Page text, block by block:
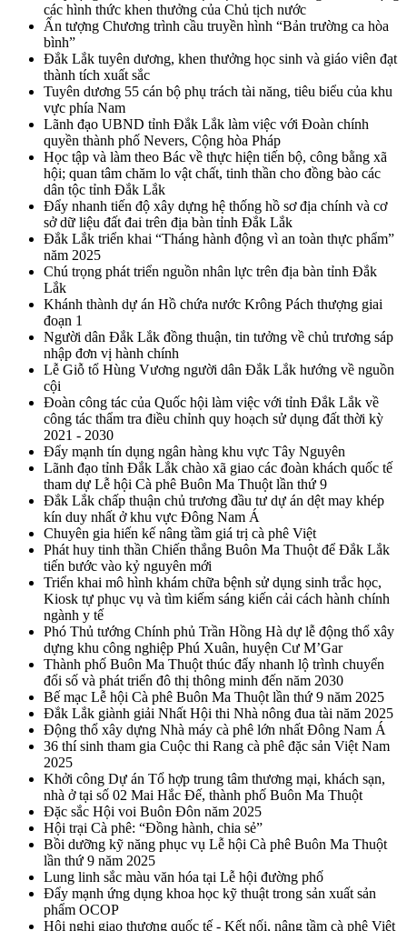
các hình thức khen thưởng của Chủ tịch nước
Ấn tượng Chương trình cầu truyền hình “Bản trường ca hòa
bình”
Đắk Lắk tuyên dương, khen thưởng học sinh và giáo viên đạt
thành tích xuất sắc
Tuyên dương 55 cán bộ phụ trách tài năng, tiêu biểu của khu
vực phía Nam
Lãnh đạo UBND tỉnh Đắk Lắk làm việc với Đoàn chính
quyền thành phố Nevers, Cộng hòa Pháp
Học tập và làm theo Bác về thực hiện tiến bộ, công bằng xã
hội; quan tâm chăm lo vật chất, tinh thần cho đồng bào các
dân tộc tỉnh Đắk Lắk
Đẩy nhanh tiến độ xây dựng hệ thống hồ sơ địa chính và cơ
sở dữ liệu đất đai trên địa bàn tỉnh Đắk Lắk
Đắk Lắk triển khai “Tháng hành động vì an toàn thực phẩm”
năm 2025
Chú trọng phát triển nguồn nhân lực trên địa bàn tỉnh Đắk
Lắk
Khánh thành dự án Hồ chứa nước Krông Pách thượng giai
đoạn 1
Người dân Đắk Lắk đồng thuận, tin tưởng về chủ trương sáp
nhập đơn vị hành chính
Lễ Giỗ tổ Hùng Vương người dân Đắk Lắk hướng về nguồn
cội
Đoàn công tác của Quốc hội làm việc với tỉnh Đắk Lắk về
công tác thẩm tra điều chỉnh quy hoạch sử dụng đất thời kỳ
2021 - 2030
Đẩy mạnh tín dụng ngân hàng khu vực Tây Nguyên
Lãnh đạo tỉnh Đắk Lắk chào xã giao các đoàn khách quốc tế
tham dự Lễ hội Cà phê Buôn Ma Thuột lần thứ 9
Đắk Lắk chấp thuận chủ trương đầu tư dự án dệt may khép
kín duy nhất ở khu vực Đông Nam Á
Chuyên gia hiến kế nâng tầm giá trị cà phê Việt
Phát huy tinh thần Chiến thắng Buôn Ma Thuột để Đắk Lắk
tiến bước vào kỷ nguyên mới
Triển khai mô hình khám chữa bệnh sử dụng sinh trắc học,
Kiosk tự phục vụ và tìm kiếm sáng kiến cải cách hành chính
ngành y tế
Phó Thủ tướng Chính phủ Trần Hồng Hà dự lễ động thổ xây
dựng khu công nghiệp Phú Xuân, huyện Cư M’Gar
Thành phố Buôn Ma Thuột thúc đẩy nhanh lộ trình chuyển
đổi số và phát triển đô thị thông minh đến năm 2030
Bế mạc Lễ hội Cà phê Buôn Ma Thuột lần thứ 9 năm 2025
Đắk Lắk giành giải Nhất Hội thi Nhà nông đua tài năm 2025
Động thổ xây dựng Nhà máy cà phê lớn nhất Đông Nam Á
36 thí sinh tham gia Cuộc thi Rang cà phê đặc sản Việt Nam
2025
Khởi công Dự án Tổ hợp trung tâm thương mại, khách sạn,
nhà ở tại số 02 Mai Hắc Đế, thành phố Buôn Ma Thuột
Đặc sắc Hội voi Buôn Đôn năm 2025
Hội trại Cà phê: “Đồng hành, chia sẻ”
Bồi dưỡng kỹ năng phục vụ Lễ hội Cà phê Buôn Ma Thuột
lần thứ 9 năm 2025
Lung linh sắc màu văn hóa tại Lễ hội đường phố
Đẩy mạnh ứng dụng khoa học kỹ thuật trong sản xuất sản
phẩm OCOP
Hội nghị giao thương quốc tế - Kết nối, nâng tầm cà phê Việt